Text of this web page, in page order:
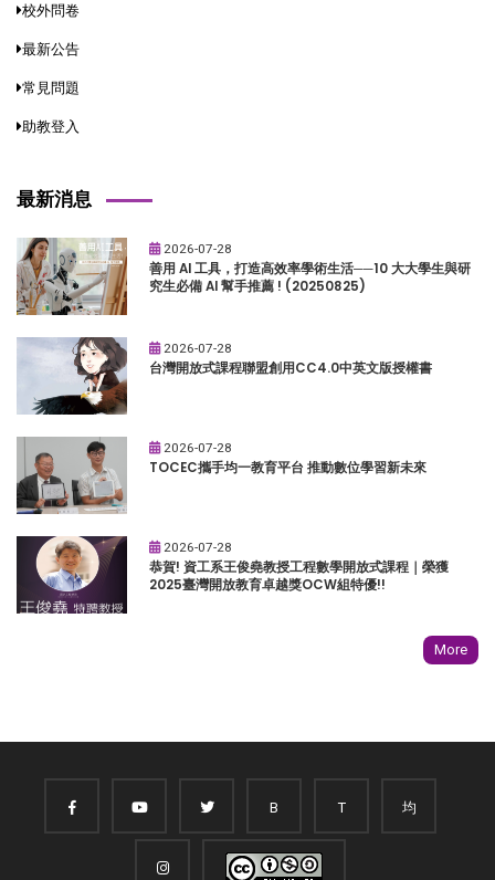
校外問卷
最新公告
常見問題
助教登入
最新消息
2026-07-28
善用 AI 工具，打造高效率學術生活──10 大大學生與研
究生必備 AI 幫手推薦 ! (20250825)
2026-07-28
台灣開放式課程聯盟創用CC4.0中英文版授權書
2026-07-28
TOCEC攜手均一教育平台 推動數位學習新未來
2026-07-28
恭賀! 資工系王俊堯教授工程數學開放式課程｜榮獲
2025臺灣開放教育卓越獎OCW組特優!!
More
B T 均